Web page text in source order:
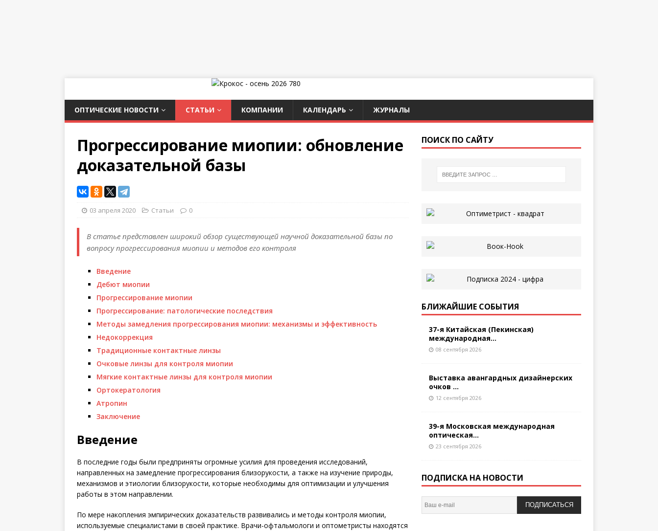
ОПТИЧЕСКИЕ НОВОСТИ СТАТЬИ КОМПАНИИ КАЛЕНДАРЬ ЖУРНАЛЫ
Прогрессирование миопии: обновление
доказательной базы
03 апреля 2020 Статьи 0
В статье представлен широкий обзор существующей научной доказательной базы по
вопросу прогрессирования миопии и методов его контроля
Введение
Дебют миопии
Прогрессирование миопии
Прогрессирование: патологические последствия
Методы замедления прогрессирования миопии: механизмы и эффективность
Недокоррекция
Традиционные контактные линзы
Очковые линзы для контроля миопии
Мягкие контактные линзы для контроля миопии
Ортокератология
Атропин
Заключение
Введение
В последние годы были предприняты огромные усилия для проведения исследований,
направленных на замедление прогрессирования близорукости, а также на изучение природы,
механизмов и этиологии близорукости, которые необходимы для оптимизации и улучшения
работы в этом направлении.
По мере накопления эмпирических доказательств развивались и методы контроля миопии,
используемые специалистами в своей практике. Врачи-офтальмологи и оптометристы находятся
ПОИСК ПО САЙТУ
БЛИЖАЙШИЕ СОБЫТИЯ
37-я Китайская (Пекинская)
международная...
08 сентября 2026
Выставка авангардных дизайнерских
очков ...
12 сентября 2026
39-я Московская международная
оптическая...
23 сентября 2026
ПОДПИСКА НА НОВОСТИ
ПОДПИСАТЬСЯ